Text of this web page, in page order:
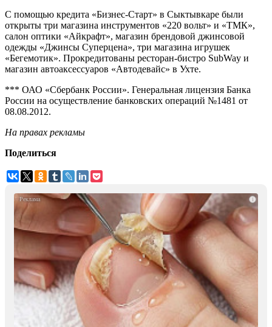
С помощью кредита «Бизнес-Старт» в Сыктывкаре были
открыты три магазина инструментов «220 вольт» и «ТМК»,
салон оптики «Айкрафт», магазин брендовой джинсовой
одежды «Джинсы Суперцена», три магазина игрушек
«Бегемотик». Прокредитованы ресторан-бистро SubWay и
магазин автоаксессуаров «Автодевайс» в Ухте.
*** ОАО «Сбербанк России». Генеральная лицензия Банка
России на осуществление банковских операций №1481 от
08.08.2012.
На правах рекламы
Поделиться
i